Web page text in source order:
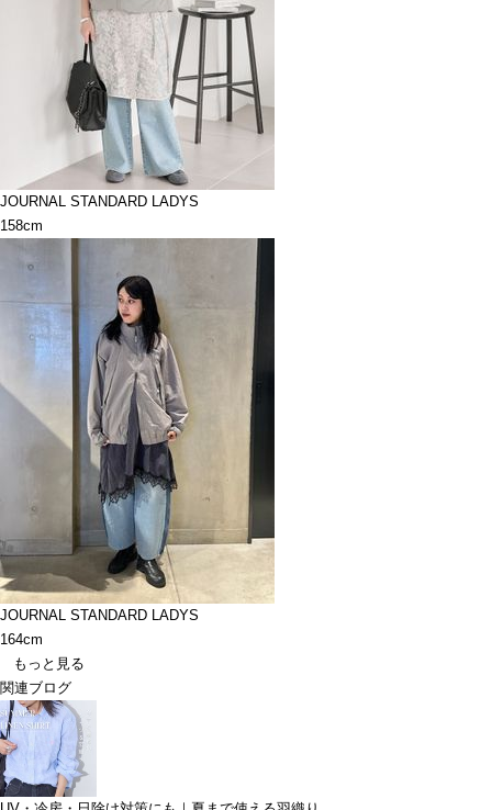
JOURNAL STANDARD LADYS
158cm
JOURNAL STANDARD LADYS
164cm
もっと見る
関連ブログ